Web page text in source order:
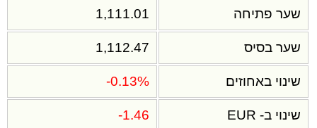
שער פתיחה 1,111.01
שער בסיס 1,112.47
שינוי באחוזים -0.13%
שינוי ב- EUR -1.46